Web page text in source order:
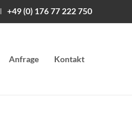
+49 (0) 176 77 222 750
Anfrage Kontakt